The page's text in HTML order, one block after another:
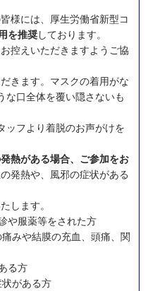
様には、厚生労働省新型コ
を推奨しております。
控えいただきますようご協
きます。マスクの着用がな
な口全体を覆い隠さないも
ッフより着脱のお声がけを
熱がある場合、ご参加をお
発熱や、風邪の症状がある
します。
や服薬等をされた方
みや結膜の充血、頭痛、関
る方
がある方